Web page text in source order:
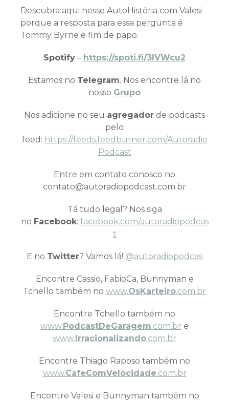
Descubra aqui nesse AutoHistória com Valesi
porque a resposta para essa pergunta é
Tommy Byrne e fim de papo.
Spotify – https://spoti.fi/3IVWcu2
Estamos no Telegram. Nos encontre lá no
nosso Grupo
Nos adicione no seu agregador de podcasts
pelo
feed: https://feeds.feedburner.com/Autoradio
Podcast
Entre em contato conosco no
contato@autoradiopodcast.com.br
Tá tudo legal? Nos siga
no Facebook: facebook.com/autoradiopodcas
t
E no Twitter? Vamos lá! @autoradiopodcas
Encontre Cassio, FabioCa, Bunnyman e
Tchello também no www.OsKarteiro.com.br
Encontre Tchello também no
www.PodcastDeGaragem.com.br e
www.Irracionalizando.com.br
Encontre Thiago Raposo também no
www.CafeComVelocidade.com.br
Encontre Valesi e Bunnyman também no